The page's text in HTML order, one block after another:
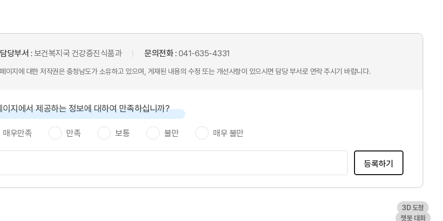
담당부서 : 보건복지국 건강증진식품과 문의전화 : 041-635-4331
이지에 대한 저작권은 충청남도가 소유하고 있으며, 게재된 내용의 수정 또는 개선사항이 있으시면 담당 부서로 연락 주시기 바랍니다.
이지에서 제공하는 정보에 대하여 만족하십니까?
매우만족 만족 보통 불만 매우 불만
등록하기
3D 도청
챗봇 대화